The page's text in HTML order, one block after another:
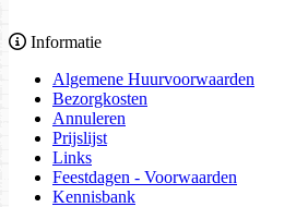
Informatie
Algemene Huurvoorwaarden
Bezorgkosten
Annuleren
Prijslijst
Links
Feestdagen - Voorwaarden
Kennisbank